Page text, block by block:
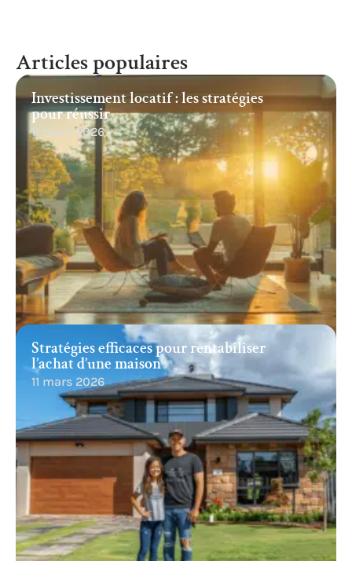
Articles populaires
Investissement locatif : les stratégies
pour réussir
11 mars 2026
Stratégies efficaces pour rentabiliser
l’achat d’une maison
11 mars 2026